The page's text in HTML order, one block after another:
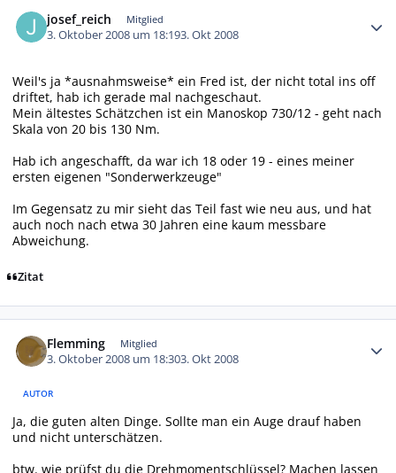
josef_reich Mitglied
3. Oktober 2008 um 18:193. Okt 2008
Weil's ja *ausnahmsweise* ein Fred ist, der nicht total ins off
driftet, hab ich gerade mal nachgeschaut.
Mein ältestes Schätzchen ist ein Manoskop 730/12 - geht nach
Skala von 20 bis 130 Nm.
Hab ich angeschafft, da war ich 18 oder 19 - eines meiner
ersten eigenen "Sonderwerkzeuge"
Im Gegensatz zu mir sieht das Teil fast wie neu aus, und hat
auch noch nach etwa 30 Jahren eine kaum messbare
Abweichung.
Zitat
Flemming Mitglied
3. Oktober 2008 um 18:303. Okt 2008
AUTOR
Ja, die guten alten Dinge. Sollte man ein Auge drauf haben
und nicht unterschätzen.
btw. wie prüfst du die Drehmomentschlüssel? Machen lassen